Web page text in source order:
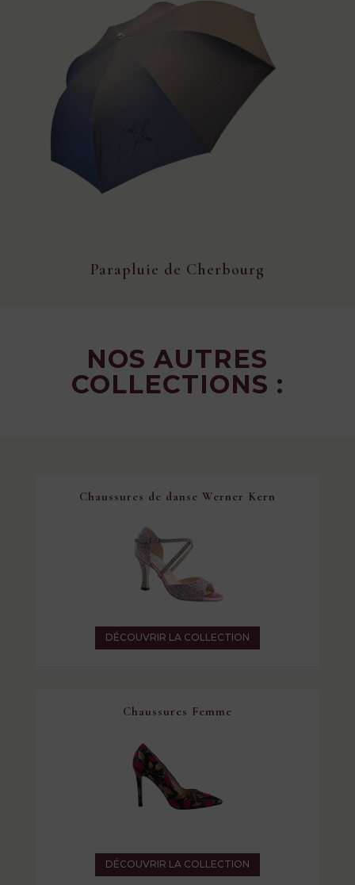
Parapluie de Cherbourg
NOS AUTRES
COLLECTIONS :
Chaussures de danse Werner Kern
DÉCOUVRIR LA COLLECTION
Chaussures Femme
DÉCOUVRIR LA COLLECTION